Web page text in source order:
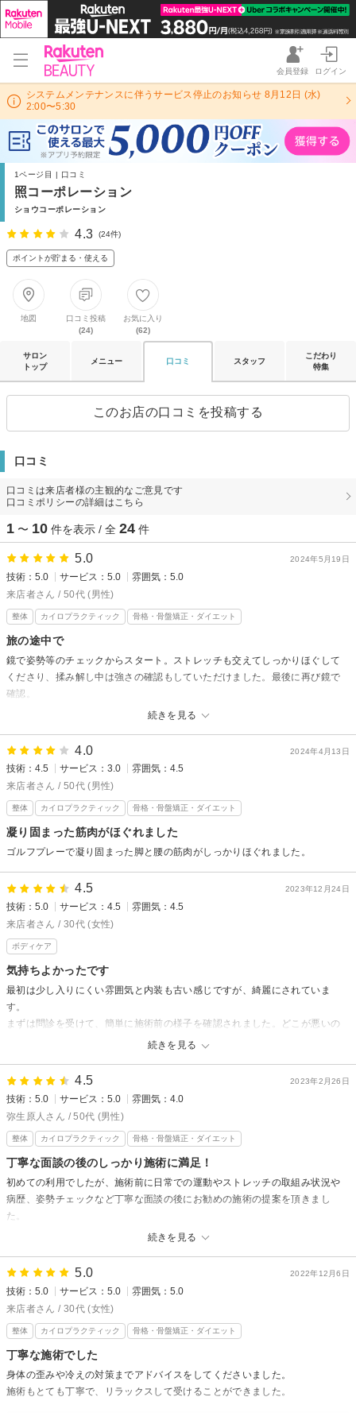
会員登録 ログイン
システムメンテナンスに伴うサービス停止のお知らせ 8月12日 (水)
2:00〜5:30
1ページ目 | 口コミ
照コーポレーション
ショウコーポレーション
4.3 (24件)
ポイントが貯まる・使える
地図
口コミ投稿
(24)
お気に入り
(62)
サロン
トップ
メニュー 口コミ スタッフ
こだわり
特集
このお店の口コミを投稿する
口コミ
口コミは来店者様の主観的なご意見です
口コミポリシーの詳細はこちら
1 〜 10 件を表示 / 全 24 件
2024年5月19日
5.0
技術：5.0 サービス：5.0
雰囲気：5.0
来店者さん / 50代 (男性)
整体 カイロプラクティック 骨格・骨盤矯正・ダイエット
旅の途中で
続きを見る
鏡で姿勢等のチェックからスタート。ストレッチも交えてしっかりほぐして
くださり、揉み解し中は強さの確認もしていただけました。最後に再び鏡で
確認。
帰る際は扉の外までお見送りしてくださり、心も軽くなりました。
2024年4月13日
4.0
技術：4.5 サービス：3.0
雰囲気：4.5
来店者さん / 50代 (男性)
整体 カイロプラクティック 骨格・骨盤矯正・ダイエット
凝り固まった筋肉がほぐれました
ゴルフプレーで凝り固まった脚と腰の筋肉がしっかりほぐれました。
2023年12月24日
4.5
技術：5.0 サービス：4.5
雰囲気：4.5
来店者さん / 30代 (女性)
ボディケア
気持ちよかったです
続きを見る
最初は少し入りにくい雰囲気と内装も古い感じですが、綺麗にされていま
す。
まずは問診を受けて、簡単に施術前の様子を確認されました。どこが悪いの
か、どう傾いてるのかを確認した上で施術いただきました。
内容が充実しており、痩身系のメニューもあった為そっちに気を取られてし
また行きたいと考えています。
照コーポレーションからの返信
先日はご来店頂きましてありがとうございます(^^)
出張が多いとのことで、首肩がとても凝っていらっしゃいましたね。症状
が軽減されたようで良かったです！
2023年2月26日
4.5
技術：5.0 サービス：5.0
雰囲気：4.0
弥生原人さん / 50代 (男性)
整体 カイロプラクティック 骨格・骨盤矯正・ダイエット
丁寧な面談の後のしっかり施術に満足！
続きを見る
初めての利用でしたが、施術前に日常での運動やストレッチの取組み状況や
病歴、姿勢チェックなど丁寧な面談の後にお勧めの施術の提案を頂きまし
た。
女性とは思えないほどのしっかりとしたボディケアに身体がしっかりと揉み
近くに提携駐車場が無いとのことで、残念でしたが、ウォーキングがてらリ
照コーポレーションからの返信
弥生原人様
先日はご来店頂きましてありがとうございます(^^)
お身体が楽になられたようで良かったです！
次回もしっかりケアさせていただきますので、またのご来店お待ちしてお
2022年12月6日
5.0
技術：5.0 サービス：5.0
雰囲気：5.0
来店者さん / 30代 (女性)
整体 カイロプラクティック 骨格・骨盤矯正・ダイエット
丁寧な施術でした
身体の歪みや冷えの対策までアドバイスをしてくださいました。
施術もとても丁寧で、リラックスして受けることができました。